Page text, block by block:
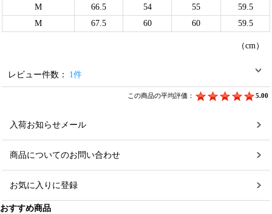
M
66.5 54 55
59.5
M
67.5 60 60 59.5
（cm）
レビュー件数： 1件
この商品の平均評価： 5.00
入荷お知らせメール
商品についてのお問い合わせ
お気に入りに登録
おすすめ商品